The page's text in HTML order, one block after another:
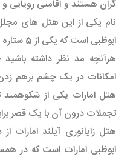
گران هستند و اقامتی رویایی
نام یکی از این هتل های
ابوظبی
هرآنچه مد نظر داشته
امکانات در یک چشم برهم
هتل امارات یکی از
تجملات درون آن با یک قصر
هتل زایانوری آیلند امارات
ابوظبی امارات است که در